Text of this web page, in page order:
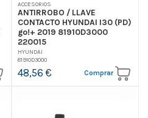
ACCESORIOS
ANTIRROBO / LLAVE
CONTACTO HYUNDAI I30 (PD)
go!+ 2019 81910D3000
220015
HYUNDAI
81910D3000
48,56 € Comprar